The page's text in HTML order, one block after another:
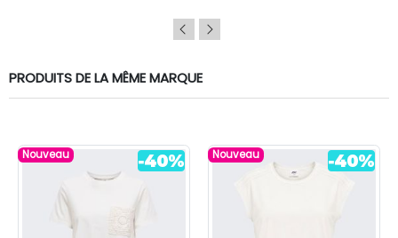
PRODUITS DE LA MÊME MARQUE
Nouveau Nouveau